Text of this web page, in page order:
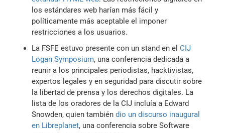
los estándares web harían más fácil y
políticamente más aceptable el imponer
restricciones a los usuarios.
La FSFE estuvo presente con un stand en elCIJ
Logan Symposium, una conferencia dedicada a
reunir a los principales periodistas, hacktivistas,
expertos legales y en seguridad para discutir sobre
la libertad de prensa y los derechos digitales. La
lista de los oradores de la CIJ incluía a Edward
Snowden, quien tambiéndio un discurso inaugural
en Libreplanet, una conferencia sobre Software